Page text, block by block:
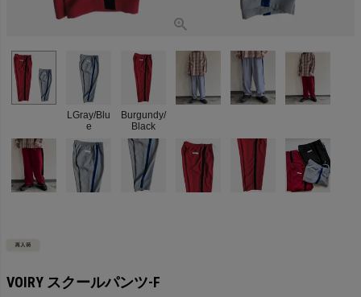
LGray/Blu
e
Burgundy/
Black
VOIRY スクールパンツ-F